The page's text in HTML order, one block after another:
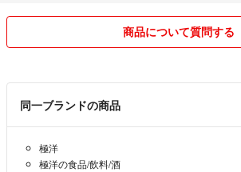
商品について質問する
同一ブランドの商品
極洋
極洋の食品/飲料/酒